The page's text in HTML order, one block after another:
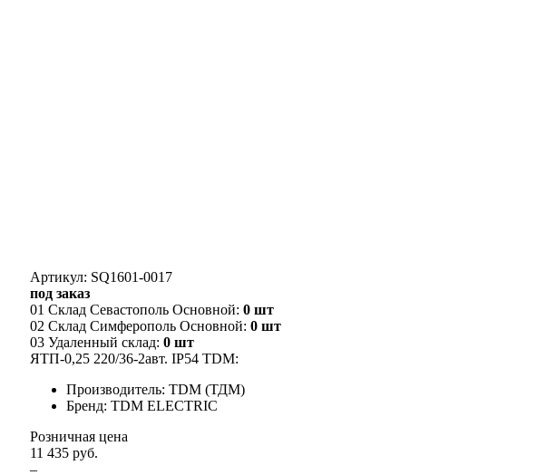
Артикул: SQ1601-0017
под заказ
01 Склад Севастополь Основной: 0 шт
02 Склад Симферополь Основной: 0 шт
03 Удаленный склад: 0 шт
ЯТП-0,25 220/36-2авт. IP54 TDM:
Производитель: TDM (ТДМ)
Бренд: TDM ELECTRIC
Розничная цена
11 435 руб.
–